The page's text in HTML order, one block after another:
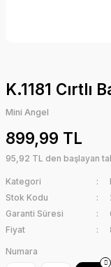
K.1181 Cırtlı
Mini Angel
899,99 TL
95,92 TL den başlayan
Kategori
Stok Kodu
Garanti Süresi
Fiyat
Numara